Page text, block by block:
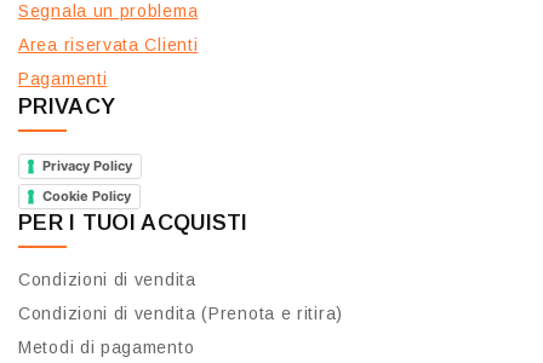
Segnala un problema
Area riservata Clienti
Pagamenti
PRIVACY
Privacy Policy
Cookie Policy
PER I TUOI ACQUISTI
Condizioni di vendita
Condizioni di vendita (Prenota e ritira)
Metodi di pagamento